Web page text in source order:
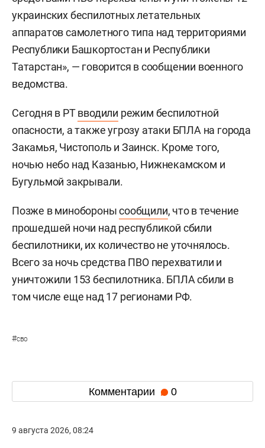
украинских беспилотных летательных
аппаратов самолетного типа над территориями
Республики Башкортостан и Республики
Татарстан», — говорится в сообщении военного
ведомства.
Сегодня в РТвводили режим беспилотной
опасности, а также угрозу атаки БПЛА на города
Закамья, Чистополь и Заинск. Кроме того,
ночью небо над Казанью, Нижнекамском и
Бугульмой закрывали.
Позже в миноборонысообщили, что в течение
прошедшей ночи над республикой сбили
беспилотники, их количество не уточнялось.
Всего за ночь средства ПВО перехватили и
уничтожили 153 беспилотника. БПЛА сбили в
том числе еще над 17 регионами РФ.
#сво
Комментарии 0
9 августа 2026, 08:24